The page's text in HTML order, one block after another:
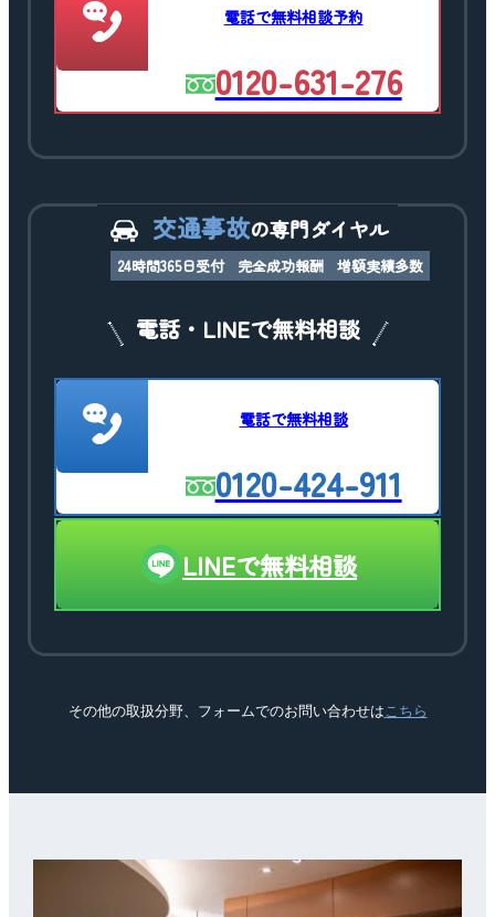
電話で無料相談予約
0120-631-276
交通事故の専門ダイヤル
24時間365日受付 完全成功報酬 増額実績多数
電話・LINEで無料相談
電話で無料相談
0120-424-911
LINEで無料相談
その他の取扱分野、フォームでのお問い合わせは こちら